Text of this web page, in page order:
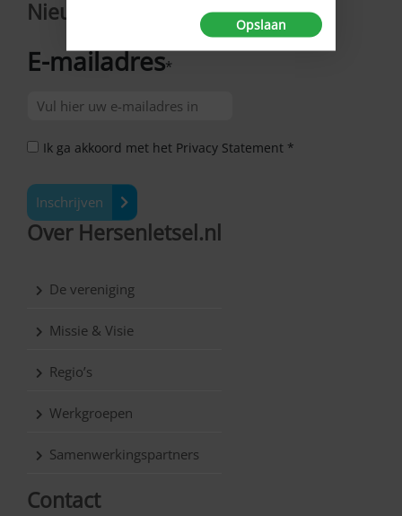
Nieuwsbrief
E-mailadres*
Ik ga akkoord met het Privacy Statement *
Inschrijven
Over Hersenletsel.nl
De vereniging
Missie & Visie
Regio’s
Werkgroepen
Samenwerkingspartners
Contact
Opslaan